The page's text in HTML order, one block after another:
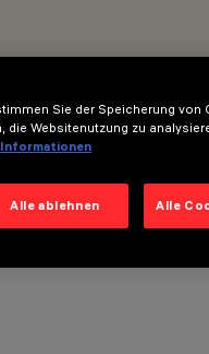
Sie der Speicherung von
die Websitenutzung zu
Alle ablehnen Alle